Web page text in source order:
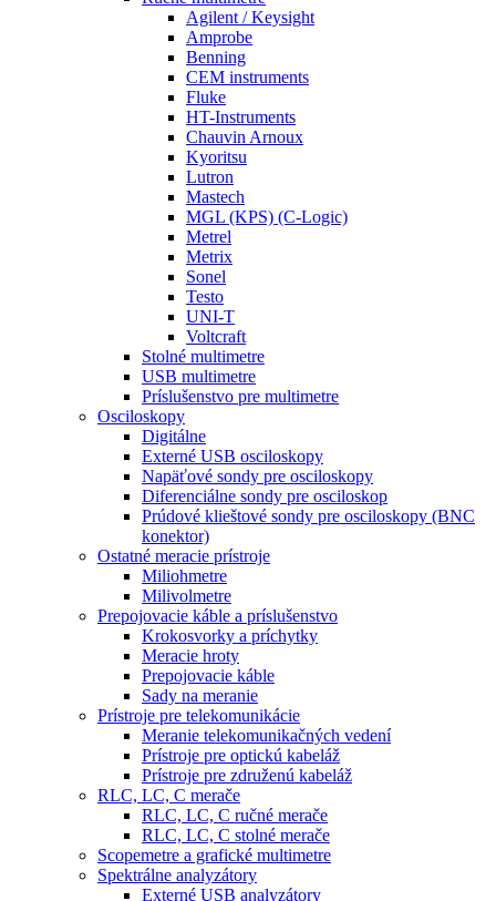
Agilent / Keysight
Amprobe
Benning
CEM instruments
Fluke
HT-Instruments
Chauvin Arnoux
Kyoritsu
Lutron
Mastech
MGL (KPS) (C-Logic)
Metrel
Metrix
Sonel
Testo
UNI-T
Voltcraft
Stolné multimetre
USB multimetre
Príslušenstvo pre multimetre
Osciloskopy
Digitálne
Externé USB osciloskopy
Napäťové sondy pre osciloskopy
Diferenciálne sondy pre osciloskop
Prúdové klieštové sondy pre osciloskopy (BNC
konektor)
Ostatné meracie prístroje
Miliohmetre
Milivolmetre
Prepojovacie káble a príslušenstvo
Krokosvorky a príchytky
Meracie hroty
Prepojovacie káble
Sady na meranie
Prístroje pre telekomunikácie
Meranie telekomunikačných vedení
Prístroje pre optickú kabeláž
Prístroje pre združenú kabeláž
RLC, LC, C merače
RLC, LC, C ručné merače
RLC, LC, C stolné merače
Scopemetre a grafické multimetre
Spektrálne analyzátory
Externé USB analyzátory